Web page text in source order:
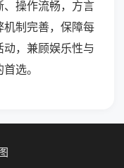
、操作流畅，方言
机制完善，保障每
，兼顾娱乐性与
选。